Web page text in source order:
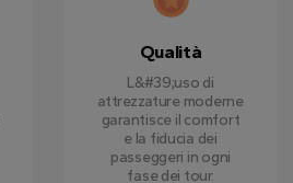
Qualità
L&#39;uso di
attrezzature moderne
garantisce il comfort
e la fiducia dei
passeggeri in ogni
fase dei tour.